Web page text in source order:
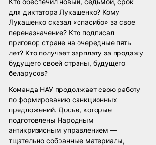
для диктатора Лукашенко? Кому
Лукашенко сказал «спасибо» за свое
переназначение? Кто подписал
приговор стране на очередные пять
лет? Кто получает зарплату за продажу
будущего своей страны, будущего
беларусов?
Команда НАУ продолжает свою работу
по формированию санкционных
предложений. Досье, которые
подготовлены Народным
антикризисным управлением —
тщательно собранные материалы,